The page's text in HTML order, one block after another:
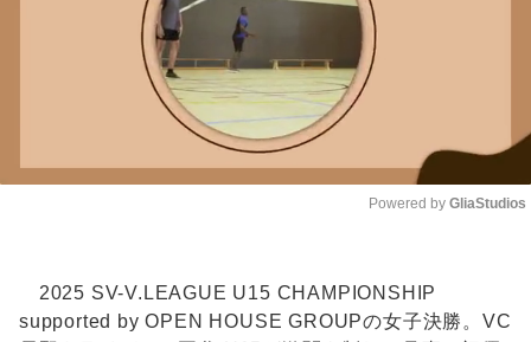
Powered by GliaStudios
2025 SV-V.LEAGUE U15 CHAMPIONSHIP
supported by OPEN HOUSE GROUPの女子決勝。VC